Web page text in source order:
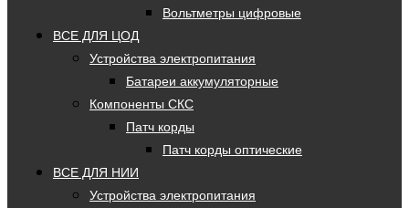
Вольтметры цифровые
ВСЕ ДЛЯ ЦОД
Устройства электропитания
Батареи аккумуляторные
Компоненты СКС
Патч корды
Патч корды оптические
ВСЕ ДЛЯ НИИ
Устройства электропитания